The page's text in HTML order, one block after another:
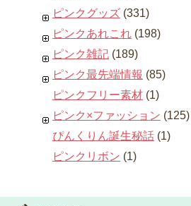
ピンクグッズ (331)
ピンクあれこれ (198)
ピンク雑記 (189)
ピンク最先端情報 (85)
ピンクフリー素材 (1)
ピンク×ファッション (125)
ぴんくりん誕生秘話 (1)
ピンクリボン (1)